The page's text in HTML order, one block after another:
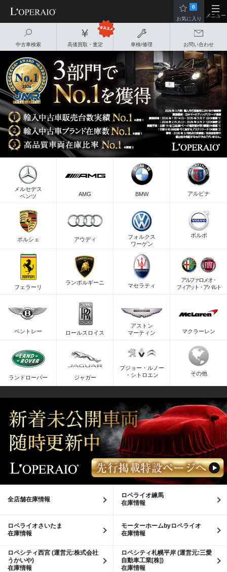
中古車検索 高価買取・査定 車検/修理 お問い合わせ
0
お気に入り
メニュー
メルセデス
ベンツ
AMG BMW アルピナ
ポルシェ アウディ
フォルクス
ワーゲン
ボルボ
フェラーリ
ランボルギーニ
マセラティ
アルファロメオ・
フィアット・アバルト
ベントレー ロールスロイス
アストン
マーティン
マクラーレン
ランドローバー ジャガー
プジョー・ルノー
・シトロエン
その他
全店舗在庫情報
ロペライオ練馬
在庫情報
ロペライオさいたま
在庫情報
モーターホームbyロペライオ
在庫情報
ロペシティ西宮 (運営元:株式会社
うかいや)
在庫情報
ロペシティ札幌平岸 (運営元:三愛
自動車工業[株])
在庫情報